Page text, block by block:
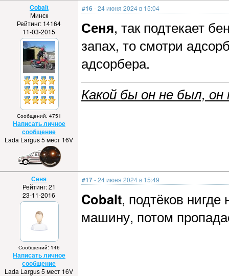
Cobalt
Минск
Рейтинг: 14164
11-03-2015
Сообщений: 4751
Написать личное
сообщение
Lada Largus 5 мест 16V
#16- 24 июня 2024 в 15:04
Сеня, так подтекает
запах, то смотри
адсорбера.
Какой бы он не был, он
Сеня
Рейтинг: 21
23-11-2016
Сообщений: 146
Написать личное
сообщение
Lada Largus 5 мест 16V
#17- 24 июня 2024 в 15:49
Cobalt, подтёков
машину, потом